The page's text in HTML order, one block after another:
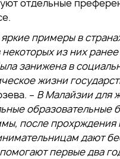
отдельные
примеры в
некоторых из них
занижена в
жизни
– В Малайзии для
образовательные
после прохрждения
дают
первые два